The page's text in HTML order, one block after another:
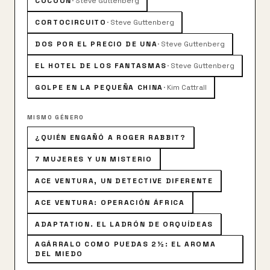
CORTOCIRCUITO · Steve Guttenberg
DOS POR EL PRECIO DE UNA· Steve Guttenberg
EL HOTEL DE LOS FANTASMAS· Steve Guttenberg
GOLPE EN LA PEQUEÑA CHINA· Kim Cattrall
MISMO GÉNERO
¿QUIÉN ENGAÑÓ A ROGER RABBIT?
7 MUJERES Y UN MISTERIO
ACE VENTURA, UN DETECTIVE DIFERENTE
ACE VENTURA: OPERACIÓN ÁFRICA
ADAPTATION. EL LADRÓN DE ORQUÍDEAS
AGÁRRALO COMO PUEDAS 2½: EL AROMA
DEL MIEDO